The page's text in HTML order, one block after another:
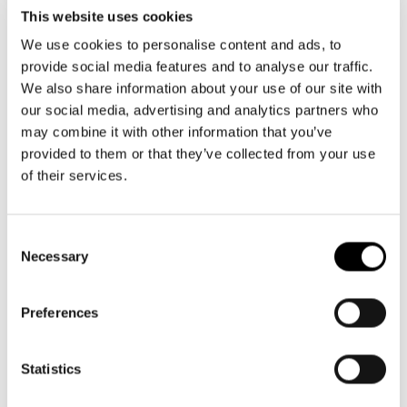
This website uses cookies
We use cookies to personalise content and ads, to
provide social media features and to analyse our traffic.
We also share information about your use of our site with
our social media, advertising and analytics partners who
may combine it with other information that you’ve
provided to them or that they’ve collected from your use
of their services.
Selection
Necessary
Preferences
Statistics
Door hunslimme indelingpassen zelfs mascara, lippenstift, pincet
en mini-parfumflesjes moeiteloos naast je favoriete pennen of
notitieblokken. En dat zonder te rommelen – alles blijft netjes op zijn
plek dankzij de stevige vorm en praktische binnenvakken.
Perfect voor wie veel onderweg is en niet wil inleveren op stijl of
overzicht. Of je nu snel je make-up wilt bijwerken op het station,
onderweg naar een meeting bent of spontaan een weekendje weg
Wat onze make-up tasjes zo bijzonder maakt, is hun veelzijdigheid.
slimme aanvulling op je reisuitrusting. In combinatie met een
of reistas vormen ze een perfect team voor